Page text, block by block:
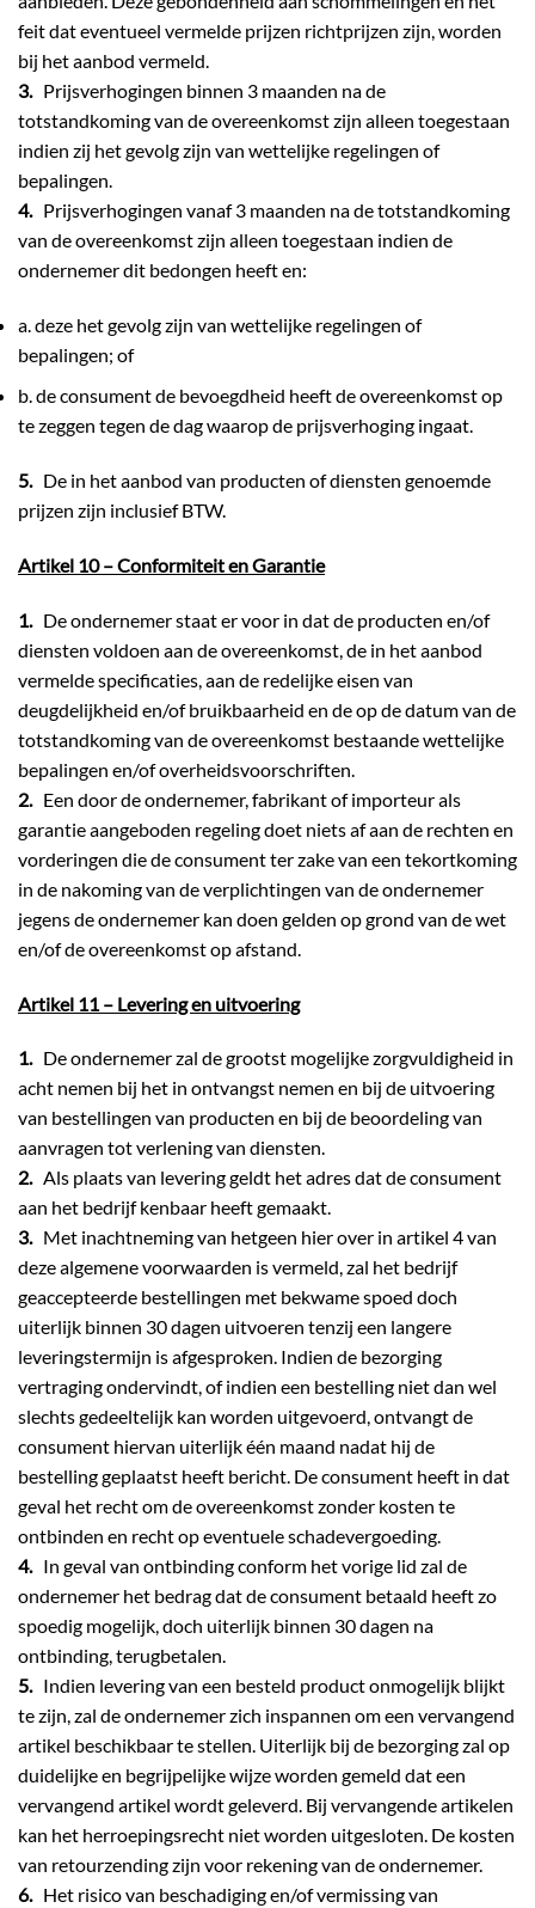
feit dat eventueel vermelde prijzen richtprijzen zijn, worden
bij het aanbod vermeld.
3.Prijsverhogingen binnen 3 maanden na de
totstandkoming van de overeenkomst zijn alleen toegestaan
indien zij het gevolg zijn van wettelijke regelingen of
bepalingen.
4.Prijsverhogingen vanaf 3 maanden na de totstandkoming
van de overeenkomst zijn alleen toegestaan indien de
ondernemer dit bedongen heeft en:
a. deze het gevolg zijn van wettelijke regelingen of
bepalingen; of
b. de consument de bevoegdheid heeft de overeenkomst op
te zeggen tegen de dag waarop de prijsverhoging ingaat.
5.De in het aanbod van producten of diensten genoemde
prijzen zijn inclusief BTW.
Artikel 10 – Conformiteit en Garantie
1. De ondernemer staat er voor in dat de producten en/of
diensten voldoen aan de overeenkomst, de in het aanbod
vermelde specificaties, aan de redelijke eisen van
deugdelijkheid en/of bruikbaarheid en de op de datum van de
totstandkoming van de overeenkomst bestaande wettelijke
bepalingen en/of overheidsvoorschriften.
2. Een door de ondernemer, fabrikant of importeur als
garantie aangeboden regeling doet niets af aan de rechten en
vorderingen die de consument ter zake van een tekortkoming
in de nakoming van de verplichtingen van de ondernemer
jegens de ondernemer kan doen gelden op grond van de wet
en/of de overeenkomst op afstand.
Artikel 11 – Levering en uitvoering
1.De ondernemer zal de grootst mogelijke zorgvuldigheid in
acht nemen bij het in ontvangst nemen en bij de uitvoering
van bestellingen van producten en bij de beoordeling van
aanvragen tot verlening van diensten.
2.Als plaats van levering geldt het adres dat de consument
aan het bedrijf kenbaar heeft gemaakt.
3.Met inachtneming van hetgeen hier over in artikel 4 van
deze algemene voorwaarden is vermeld, zal het bedrijf
geaccepteerde bestellingen met bekwame spoed doch
uiterlijk binnen 30 dagen uitvoeren tenzij een langere
leveringstermijn is afgesproken. Indien de bezorging
vertraging ondervindt, of indien een bestelling niet dan wel
slechts gedeeltelijk kan worden uitgevoerd, ontvangt de
consument hiervan uiterlijk één maand nadat hij de
bestelling geplaatst heeft bericht. De consument heeft in dat
geval het recht om de overeenkomst zonder kosten te
ontbinden en recht op eventuele schadevergoeding.
4.In geval van ontbinding conform het vorige lid zal de
ondernemer het bedrag dat de consument betaald heeft zo
spoedig mogelijk, doch uiterlijk binnen 30 dagen na
ontbinding, terugbetalen.
5.Indien levering van een besteld product onmogelijk blijkt
te zijn, zal de ondernemer zich inspannen om een vervangend
artikel beschikbaar te stellen. Uiterlijk bij de bezorging zal op
duidelijke en begrijpelijke wijze worden gemeld dat een
vervangend artikel wordt geleverd. Bij vervangende artikelen
kan het herroepingsrecht niet worden uitgesloten. De kosten
van retourzending zijn voor rekening van de ondernemer.
6.Het risico van beschadiging en/of vermissing van